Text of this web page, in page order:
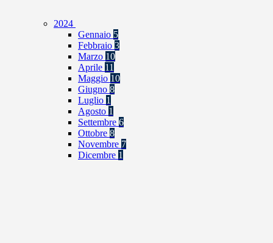
2024
Gennaio 5
Febbraio 3
Marzo 10
Aprile 11
Maggio 10
Giugno 8
Luglio 1
Agosto 1
Settembre 6
Ottobre 8
Novembre 7
Dicembre 1